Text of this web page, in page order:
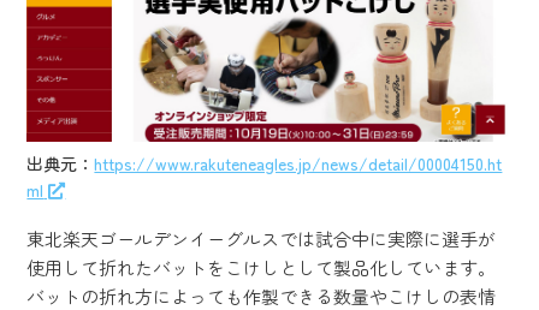
出典元：https://www.rakuteneagles.jp/news/detail/00004150.ht
ml
東北楽天ゴールデンイーグルスでは試合中に実際に選手が
使用して折れたバットをこけしとして製品化しています。
バットの折れ方によっても作製できる数量やこけしの表情